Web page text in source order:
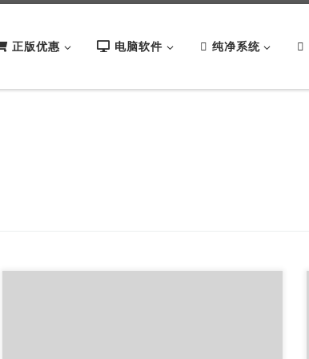
正版优惠 电脑软件 纯净系统